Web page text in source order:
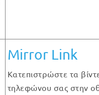
Mirror Link
Κατεπιστρώστε τα
τηλεφώνου σας στην